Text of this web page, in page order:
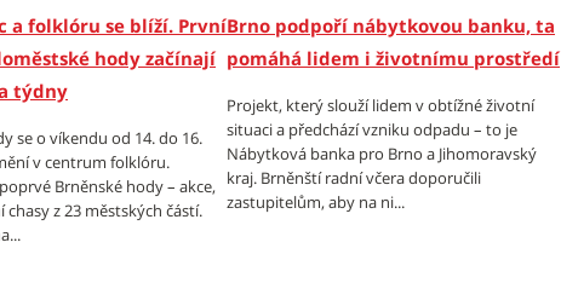
a folklóru se blíží. První
hody začínají
týdny
se o víkendu od 14. do 16.
v centrum folklóru.
Brněnské hody – akce,
chasy z 23 městských částí.
Brno podpoří nábytkovou banku, ta
pomáhá lidem i životnímu prostředí
Projekt, který slouží lidem v obtížné životní
situaci a předchází vzniku odpadu – to je
Nábytková banka pro Brno a Jihomoravský
kraj. Brněnští radní včera doporučili
zastupitelům, aby na ni...